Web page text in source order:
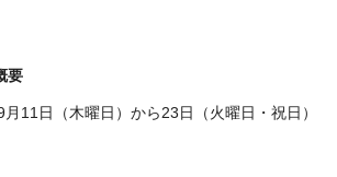
要
日（木曜日）から23日（火曜日・祝日）